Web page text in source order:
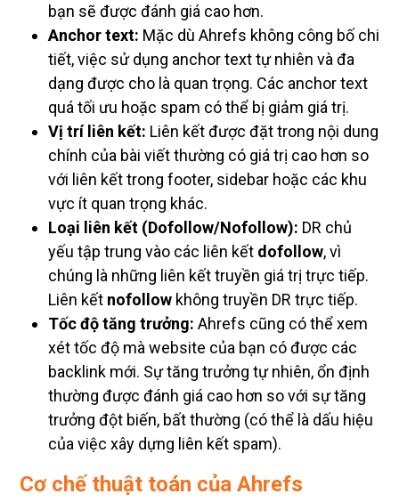
bạn sẽ được đánh giá cao hơn.
Anchor text: Mặc dù Ahrefs không công bố chi
tiết, việc sử dụng anchor text tự nhiên và đa
dạng được cho là quan trọng. Các anchor text
quá tối ưu hoặc spam có thể bị giảm giá trị.
Vị trí liên kết: Liên kết được đặt trong nội dung
chính của bài viết thường có giá trị cao hơn so
với liên kết trong footer, sidebar hoặc các khu
vực ít quan trọng khác.
Loại liên kết (Dofollow/Nofollow): DR chủ
yếu tập trung vào các liên kết dofollow, vì
chúng là những liên kết truyền giá trị trực tiếp.
Liên kết nofollow không truyền DR trực tiếp.
Tốc độ tăng trưởng: Ahrefs cũng có thể xem
xét tốc độ mà website của bạn có được các
backlink mới. Sự tăng trưởng tự nhiên, ổn định
thường được đánh giá cao hơn so với sự tăng
trưởng đột biến, bất thường (có thể là dấu hiệu
của việc xây dựng liên kết spam).
Cơ chế thuật toán của Ahrefs